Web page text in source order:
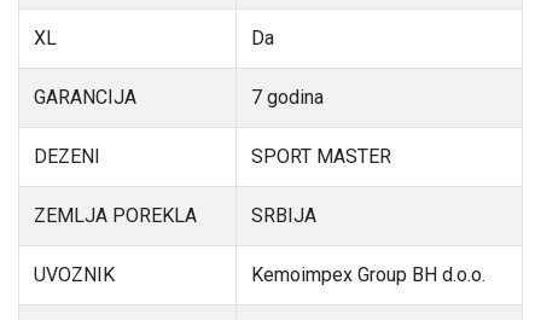
XL Da
GARANCIJA 7 godina
DEZENI SPORT MASTER
ZEMLJA POREKLA SRBIJA
UVOZNIK Kemoimpex Group BH d.o.o.